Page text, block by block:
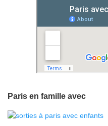
Paris en famille avec